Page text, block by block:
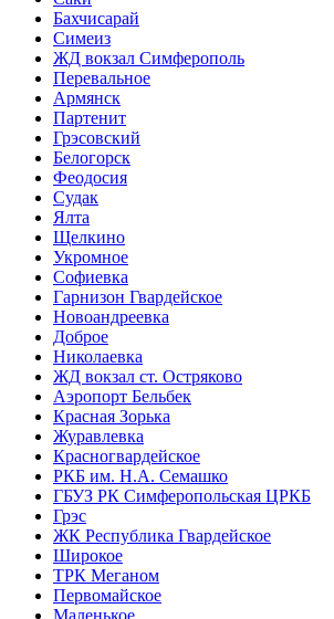
Бахчисарай
Симеиз
ЖД вокзал Симферополь
Перевальное
Армянск
Партенит
Грэсовский
Белогорск
Феодосия
Судак
Ялта
Щелкино
Укромное
Софиевка
Гарнизон Гвардейское
Новоандреевка
Доброе
Николаевка
ЖД вокзал ст. Остряково
Аэропорт Бельбек
Красная Зорька
Журавлевка
Красногвардейское
РКБ им. Н.А. Семашко
ГБУЗ РК Симферопольская ЦРКБ
Грэс
ЖК Республика Гвардейское
Широкое
ТРК Меганом
Первомайское
Маленькое